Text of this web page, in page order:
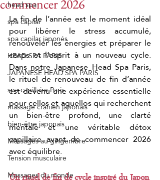
head spa
spa capilar
spa capilar japonés
HEAD SPA PARIS
JAPANESE HEAD SPA PARIS
spa capillaire Paris
massage crânien japonais
bien-être japonais
Massages au gingembre
Tension musculaire
Massages du monde
commencer 2026
La fin de l’année est le moment idéal
pour libérer le stress accumulé,
renouveler les énergies et préparer le
corps et l’esprit à un nouveau cycle.
Dans notre Japanese Head Spa Paris,
le rituel de renouveau de fin d’année
est devenu une expérience essentielle
pour celles et aquellos qui recherchent
un bien-être profond, une clarté
mentale et une véritable détox
capillaire avant de commencer 2026
avec équilibre.